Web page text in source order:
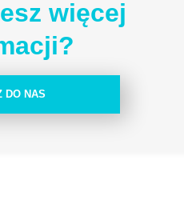
więcej
DO NAS